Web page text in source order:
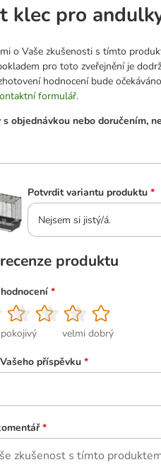
klec pro
o Vaše zkušenosti s tímto
pro toto zveřejnění je
hodnocení bude
formulář.
s objednávkou nebo doručením,
Potvrdit variantu produktu *
Nejsem si jistý/á.
produktu
*
velmi dobrý
příspěvku *
*